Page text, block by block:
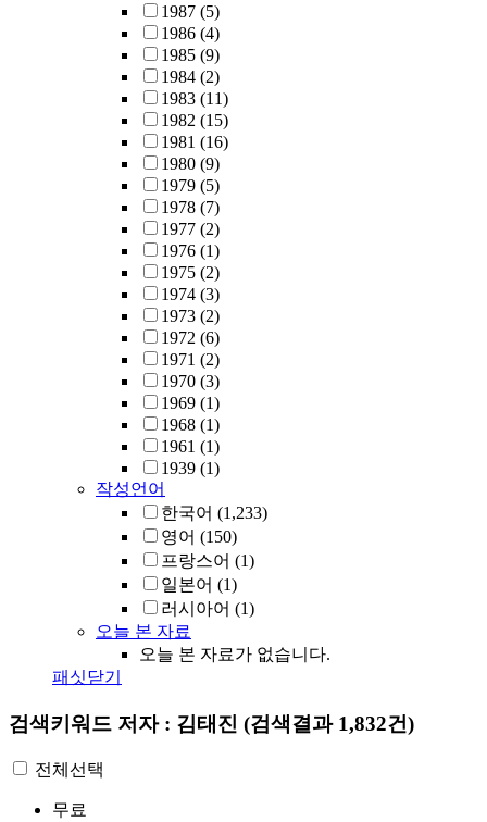
1987 (5)
1986 (4)
1985 (9)
1984 (2)
1983 (11)
1982 (15)
1981 (16)
1980 (9)
1979 (5)
1978 (7)
1977 (2)
1976 (1)
1975 (2)
1974 (3)
1973 (2)
1972 (6)
1971 (2)
1970 (3)
1969 (1)
1968 (1)
1961 (1)
1939 (1)
작성언어
한국어 (1,233)
영어 (150)
프랑스어 (1)
일본어 (1)
러시아어 (1)
오늘 본 자료
오늘 본 자료가 없습니다.
패싯닫기
검색키워드 저자 : 김태진 (검색결과 1,832건)
전체선택
무료